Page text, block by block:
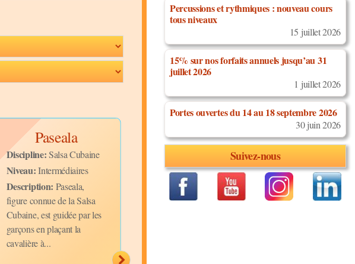
Paseala
Discipline:Salsa Cubaine
Niveau:Intermédiaires
Description: Paseala,
figure connue de la Salsa
Cubaine, est guidée par les
garçons en plaçant la
cavalière à...
Valsero
Salsa Cubaine
Niveau:Débutants
Description:Valsero est
composé de deux
Sombrero
Discipline:
Niveau:Débutants
Description:
Mambo est une figure
Percussions et rythmiques : nouveau cours
tous niveaux
15 juillet 2026
15% sur nos forfaits annuels jusqu’au 31
juillet 2026
1 juillet 2026
Portes ouvertes du 14 au 18 septembre 2026
30 juin 2026
Suivez-nous